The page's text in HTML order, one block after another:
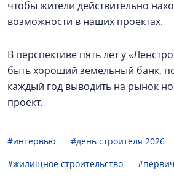
чтобы жители действительно
возможности в наших проектах.
В перспективе пять лет у
быть хороший земельный банк,
каждый год выводить на рынок
проект.
#интервью
#день строителя 2026
#жилищное строительство